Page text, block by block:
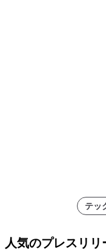
テッ
人気のプレスリリ